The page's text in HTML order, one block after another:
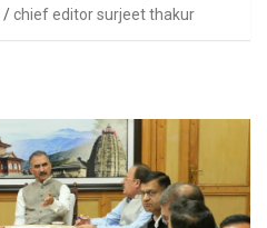
chief editor surjeet thakur